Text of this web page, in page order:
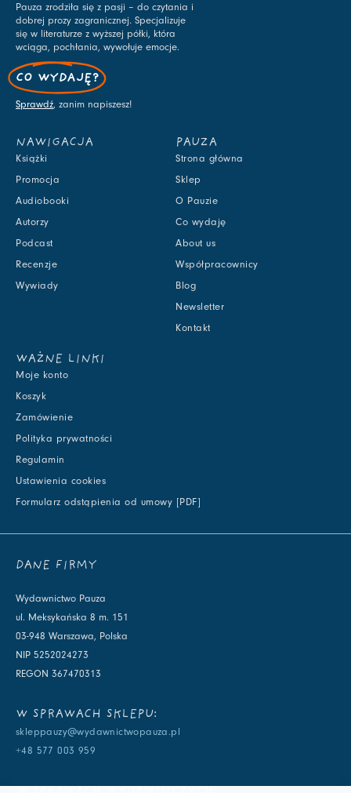
Pauza zrodziła się z pasji – do czytania i
dobrej prozy zagranicznej. Specjalizuje
się w literaturze z wyższej półki, która
wciąga, pochłania, wywołuje emocje.
CO WYDAJĘ?
Sprawdź, zanim napiszesz!
NAWIGACJA
Książki
Promocja
Audiobooki
Autorzy
Podcast
Recenzje
Wywiady
PAUZA
Strona główna
Sklep
O Pauzie
Co wydaję
About us
Współpracownicy
Blog
Newsletter
Kontakt
WAŻNE LINKI
Moje konto
Koszyk
Zamówienie
Polityka prywatności
Regulamin
Ustawienia cookies
Formularz odstąpienia od umowy [PDF]
DANE FIRMY
Wydawnictwo Pauza
ul. Meksykańska 8 m. 151
03-948 Warszawa, Polska
NIP 5252024273
REGON 367470313
W SPRAWACH SKLEPU:
skleppauzy@wydawnictwopauza.pl
+48 577 003 959